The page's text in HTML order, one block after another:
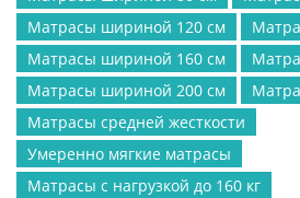
Матрасы шириной 120 см
Матрасы шириной 160 см
Матрасы шириной 200 см
Матрасы средней жесткости
Умеренно мягкие матрасы
Матрасы с нагрузкой до 160 кг